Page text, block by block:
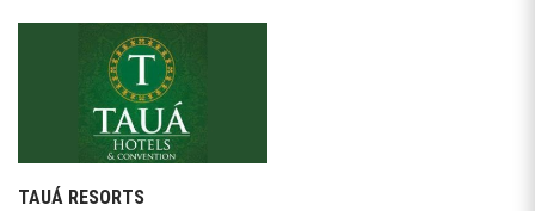
TAUÁ RESORTS